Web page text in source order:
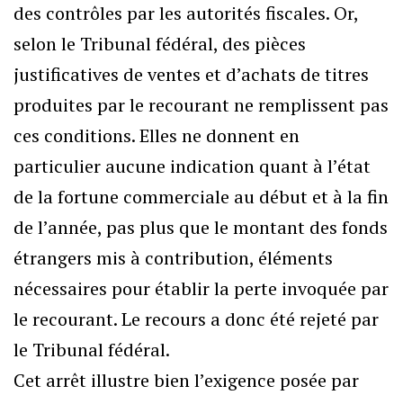
des contrôles par les autorités fiscales. Or,
selon le Tribunal fédéral, des pièces
justificatives de ventes et d’achats de titres
produites par le recourant ne remplissent pas
ces conditions. Elles ne donnent en
particulier aucune indication quant à l’état
de la fortune commerciale au début et à la fin
de l’année, pas plus que le montant des fonds
étrangers mis à contribution, éléments
nécessaires pour établir la perte invoquée par
le recourant. Le recours a donc été rejeté par
le Tribunal fédéral.
Cet arrêt illustre bien l’exigence posée par